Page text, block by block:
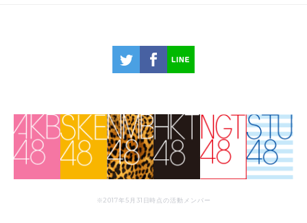
※2017年5月31日時点の活動メンバー